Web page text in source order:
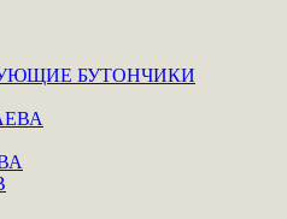
БУТОНЧИКИ